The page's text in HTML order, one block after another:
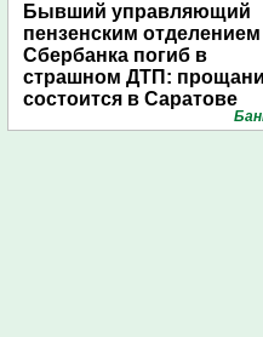
Бывший управляющий
пензенским отделением
Сбербанка погиб в
страшном ДТП:
состоится в Саратове